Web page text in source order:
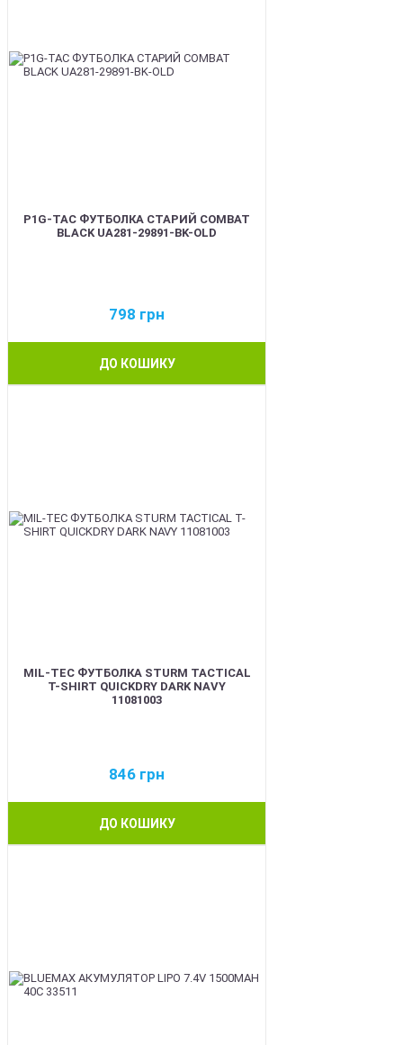
P1G-TAC ФУТБОЛКА СТАРИЙ COMBAT
BLACK UA281-29891-BK-OLD
798 грн
ДО КОШИКУ
MIL-TEC ФУТБОЛКА STURM TACTICAL
T-SHIRT QUICKDRY DARK NAVY
11081003
846 грн
ДО КОШИКУ